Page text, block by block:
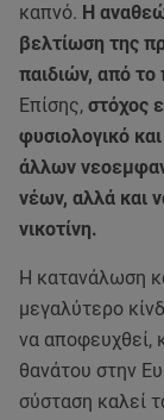
καπνό. Η
βελτίωση της
παιδιών, από το
Επίσης, στόχος
φυσιολογικό
άλλων
νέων, αλλά και
νικοτίνη.
Η κατανάλωση
μεγαλύτερο
να αποφευχθεί,
θανάτου στην
σύσταση καλεί